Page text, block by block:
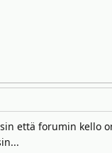
että forumin kello